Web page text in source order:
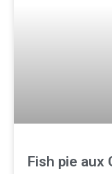
Fish pie aux